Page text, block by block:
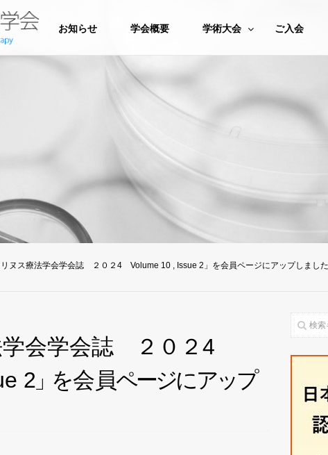
お知らせ 学会概要 学術大会 ご入会
リヌス療法学会学会誌 ２０２4 Volume 10 , Issue 2」を会員ページにアップしました
学会学会誌 ２０２4
2」 を会員ページにアップ